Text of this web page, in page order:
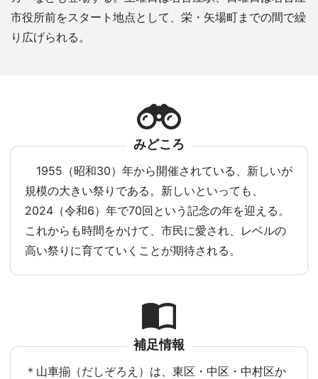
市役所前をスタート地点として、栄・矢場町までの間で繰
り広げられる。
みどころ
1955（昭和30）年から開催されている、新しいが
規模の大きい祭りである。新しいといっても、
2024（令和6）年で70回という記念の年を迎える。
これからも時間をかけて、市民に愛され、レベルの
高い祭りに育てていくことが期待される。
補足情報
＊山車揃（だしぞろえ）は、東区・中区・中村区か